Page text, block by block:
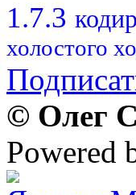
1.7.3
холостого
© Олег
Powered